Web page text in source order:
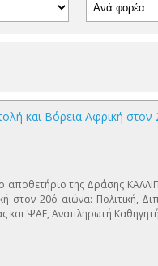
και Βόρεια Αφρική στον
αποθετήριο της Δράσης
στον 20ό αιώνα: Πολιτική,
και ΨΑΕ, Αναπληρωτή